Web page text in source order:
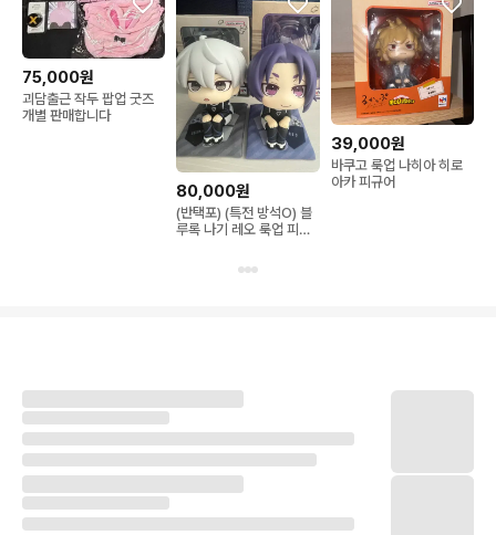
75,000원
괴담출근 작두 팝업 굿즈
개별 판매합니다
80,000원
(반택포) (특전 방석O) 블
루록 나기 레오 룩업 피규
39,000원
바쿠고 룩업 나히아 히로
아카 피규어